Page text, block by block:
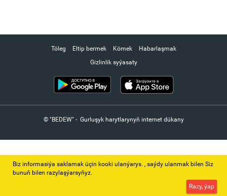
Töleg Eltip bermek Kömek
Habarlaşmak
Gizlinlik syýasaty
© "BEDEW" - Gurluşyk harytlarynyň internet dükany
Biz informasiýa saklamak üçin kooki ulanýarys. ‚ saýdy ulanmak bilen Siz
bunuň bilen razylaşýarsyňyz.
Razy, ýap